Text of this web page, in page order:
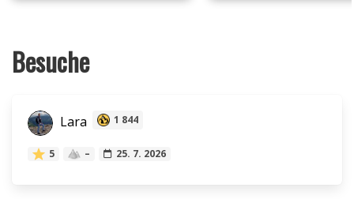
Besuche
Lara 1 844
5 – 25. 7. 2026